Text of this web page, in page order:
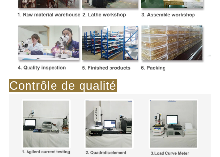
Contrôle de qualité